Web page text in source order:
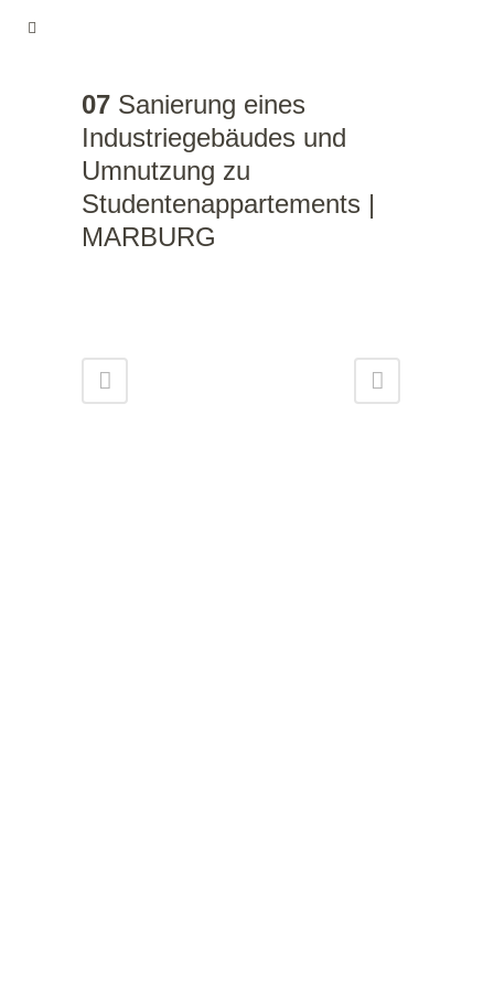
07 Sanierung eines
Industriegebäudes und
Umnutzung zu
Studentenappartements |
MARBURG